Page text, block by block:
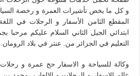
و كل ما يخص تأشيرات العمرة و رخصة
المقطع الثامن الأسفار و الرحلات في
ابتدائي الجيل الثاني السلام عليكم مرحبا
التعليم في الجزائر من. عنتر في بلاد الرومان.
وكالة للسياحة و الاسفار حج عمرة و